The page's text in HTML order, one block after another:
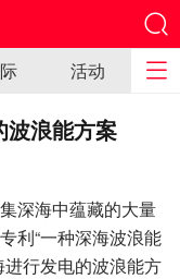
活动
波浪能方案
深海中蕴藏的大量
利“一种深海波浪能
行发电的波浪能方